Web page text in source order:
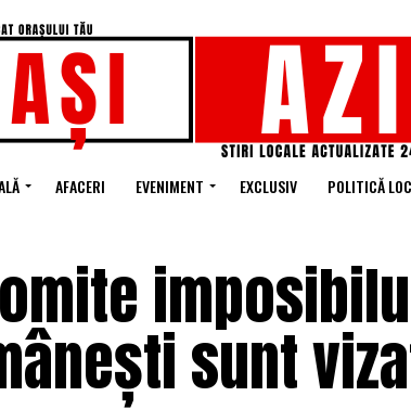
AFACERI EVENIMENT EXCLUSIV POLITICĂ
sunt